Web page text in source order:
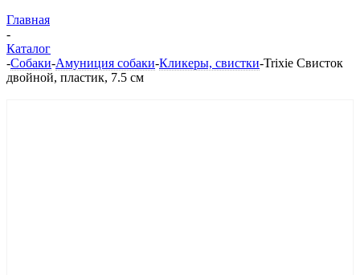
Главная
-
Каталог
-Собаки-Амуниция собаки-Кликеры, свистки-Trixie Свисток
двойной, пластик, 7.5 см